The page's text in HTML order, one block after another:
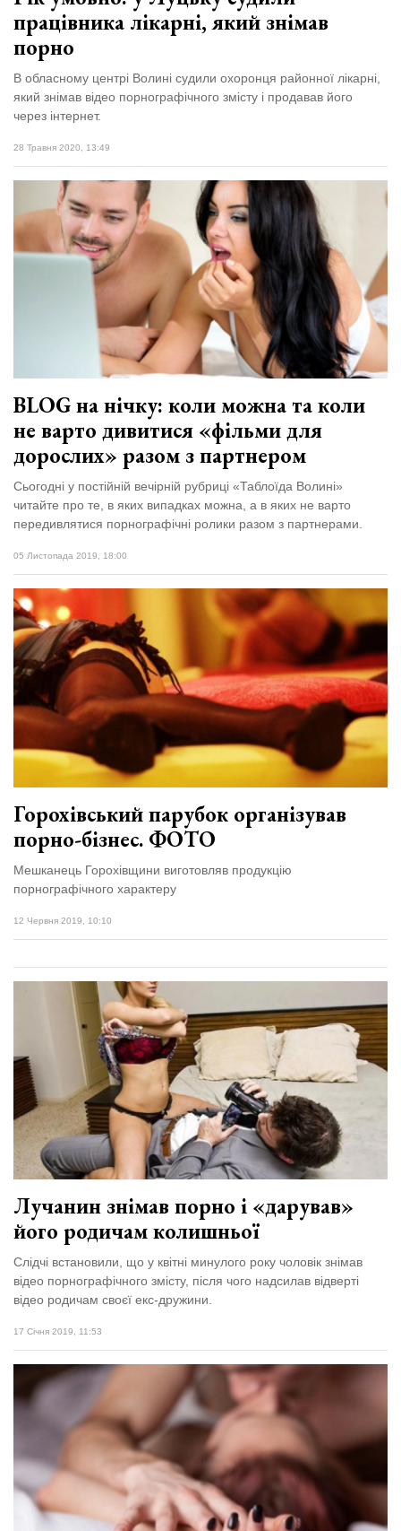
працівника лікарні, який знімав
порно
В обласному центрі Волині судили охоронця районної лікарні,
який знімав відео порнографічного змісту і продавав його
через інтернет.
28 Травня 2020, 13:49
BLOG на нічку: коли можна та коли
не варто дивитися «фільми для
дорослих» разом з партнером
Сьогодні у постійній вечірній рубриці «Таблоїда Волині»
читайте про те, в яких випадках можна, а в яких не варто
передивлятися порнографічні ролики разом з партнерами.
05 Листопада 2019, 18:00
Горохівський парубок організував
порно-бізнес. ФОТО
Мешканець Горохівщини виготовляв продукцію
порнографічного характеру
12 Червня 2019, 10:10
Лучанин знімав порно і «дарував»
його родичам колишньої
Слідчі встановили, що у квітні минулого року чоловік знімав
відео порнографічного змісту, після чого надсилав відверті
відео родичам своєї екс-дружини.
17 Січня 2019, 11:53